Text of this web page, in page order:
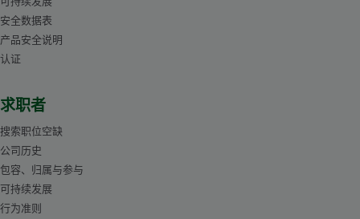
安全数据表
产品安全说明
认证
求职者
搜索职位空缺
公司历史
包容、归属与参与
可持续发展
行为准则